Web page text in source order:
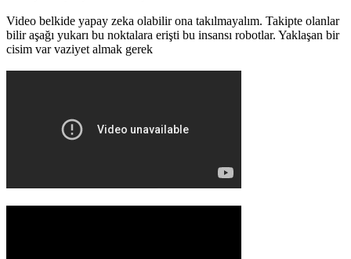
Video belkide yapay zeka olabilir ona takılmayalım. Takipte olanlar
bilir aşağı yukarı bu noktalara erişti bu insansı robotlar. Yaklaşan bir
cisim var vaziyet almak gerek